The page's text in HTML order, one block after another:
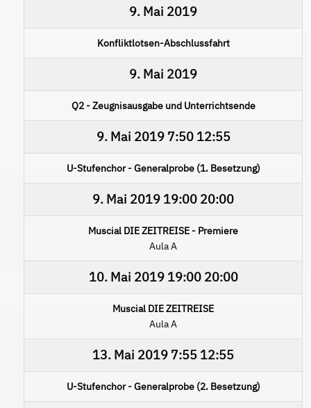
9. Mai 2019
Konfliktlotsen-Abschlussfahrt
9. Mai 2019
Q2 - Zeugnisausgabe und Unterrichtsende
9. Mai 20197:50 12:55
U-Stufenchor - Generalprobe (1. Besetzung)
9. Mai 2019 19:00 20:00
Muscial DIE ZEITREISE - Premiere
Aula A
10. Mai 201919:00 20:00
Muscial DIE ZEITREISE
Aula A
13. Mai 2019 7:55 12:55
U-Stufenchor - Generalprobe (2. Besetzung)